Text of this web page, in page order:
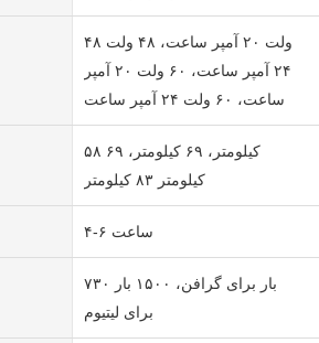
۴۸ ولت ۲۰ آمپر ساعت، ۴۸ ولت
۲۴ آمپر ساعت، ۶۰ ولت ۲۰ آمپر
ساعت، ۶۰ ولت ۲۴ آمپر ساعت
۵۸ کیلومتر، ۶۹ کیلومتر، ۶۹
کیلومتر ۸۳ کیلومتر
۴-۶ ساعت
۷۳۰ بار برای گرافن، ۱۵۰۰ بار
برای لیتیوم